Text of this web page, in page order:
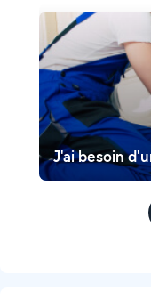
J'ai besoin